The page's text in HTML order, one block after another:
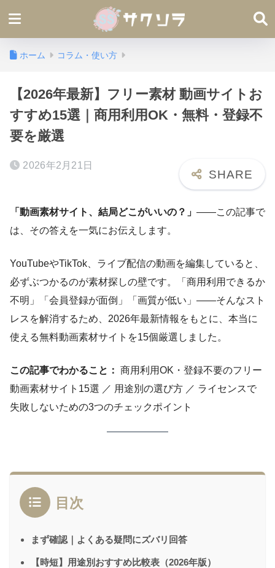
ホーム コラム・使い方
【2026年最新】フリー素材 動画サイトお
すすめ15選｜商用利用OK・無料・登録不
要を厳選
2026年2月21日
「動画素材サイト、結局どこがいいの？」 ――この記事で
は、その答えを一気にお伝えします。
YouTubeやTikTok、ライブ配信の動画を編集していると、
必ずぶつかるのが素材探しの壁です。「商用利用できるか
不明」「会員登録が面倒」「画質が低い」――そんなスト
レスを解消するため、2026年最新情報をもとに、本当に
使える無料動画素材サイトを15個厳選しました。
この記事でわかること： 商用利用OK・登録不要のフリー
動画素材サイト15選 ／ 用途別の選び方 ／ ライセンスで
失敗しないための3つのチェックポイント
目次
まず確認｜よくある疑問にズバリ回答
【時短】用途別おすすめ比較表（2026年版）